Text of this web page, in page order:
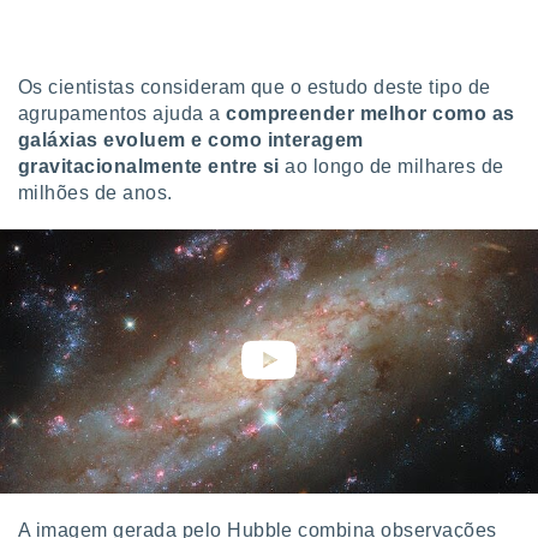
ou opor-
qualquer
em “
na
o
ou aceder
num
Os cientistas consideram que o estudo deste tipo de
agrupamentos ajuda acompreender melhor como as
galáxias evoluem e como interagem
gravitacionalmente entre siao longo de milhares de
milhões de anos.
A imagem gerada pelo Hubble combina observações